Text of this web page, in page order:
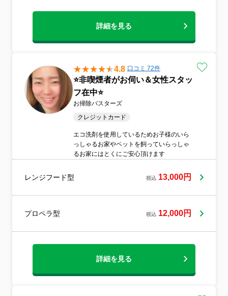
詳細を見る
4.8 口コミ 72件
⭐️非喫煙者がお伺い＆女性スタッ
フ在中⭐
お掃除バスターズ
クレジットカード
エコ洗剤を使用しているためお子様のいら
っしゃるお家やペットを飼っていらっしゃ
るお家にはとくにご安心頂けます
レンジフード型 税込 13,000円
プロペラ型 税込 12,000円
詳細を見る